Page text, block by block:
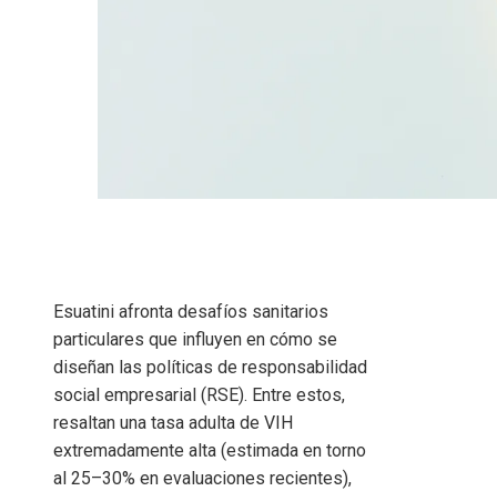
Esuatini afronta desafíos sanitarios
particulares que influyen en cómo se
diseñan las políticas de responsabilidad
social empresarial (RSE). Entre estos,
resaltan una tasa adulta de VIH
extremadamente alta (estimada en torno
al 25–30% en evaluaciones recientes),